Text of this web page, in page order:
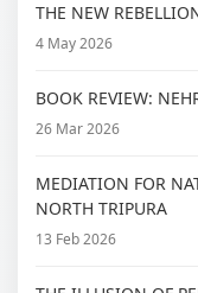
THE NEW
4 May 2026
BOOK REVIEW:
26 Mar 2026
MEDIATION FOR
NORTH TRIPURA
13 Feb 2026